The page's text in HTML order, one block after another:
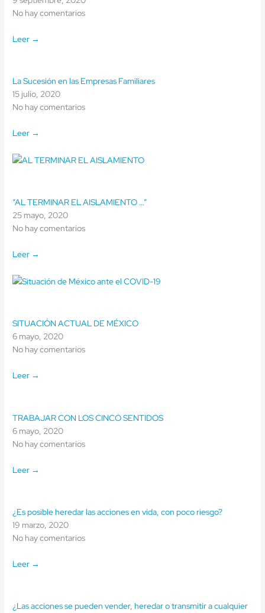
No hay comentarios
Leer →
La Sucesión en las Empresas Familiares
15 julio, 2020
No hay comentarios
Leer →
“AL TERMINAR EL AISLAMIENTO …”
25 mayo, 2020
No hay comentarios
Leer →
SITUACIÓN ACTUAL DE MÉXICO
6 mayo, 2020
No hay comentarios
Leer →
TRABAJAR CON LOS CINCO SENTIDOS
6 mayo, 2020
No hay comentarios
Leer →
¿Es posible heredar las acciones en vida, con poco riesgo?
19 marzo, 2020
No hay comentarios
Leer →
¿Las acciones se pueden vender, heredar o transmitir a cualquier